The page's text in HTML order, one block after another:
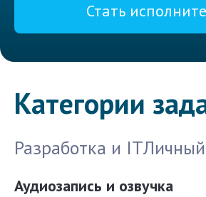
Стать
Категории
Разработка и IT
Аудиозапись и озвучка